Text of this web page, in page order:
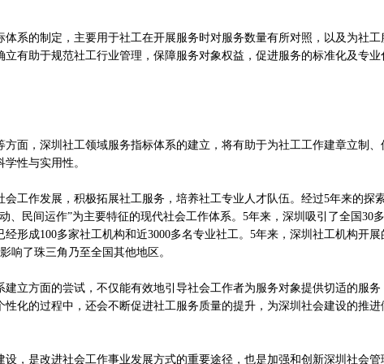
的制定，主要用于社工在开展服务时对服务数量有所对照，以及为社工
有助于规范社工行业管理，保障服务对象权益，促进服务的标准化及专业
，深圳社工领域服务指标体系的建立，将有助于为社工工作建章立制、
性与实用性。
工作发展，积极拓展社工服务，培养社工专业人才队伍。经过5年来的探
、民间运作”为主要特征的现代社会工作体系。5年来，深圳吸引了全国30多
形成100多家社工机构和近3000多名专业社工。5年来，深圳社工机构开展
响了珠三角乃至全国其他地区。
方面的尝试，不仅能有效地引导社会工作者为服务对象提供切适的服务
化的过程中，还会不断促进社工服务质量的提升，为深圳社会建设的推进
是改进社会工作事业发展方式的重要途径，也是加强和创新深圳社会管